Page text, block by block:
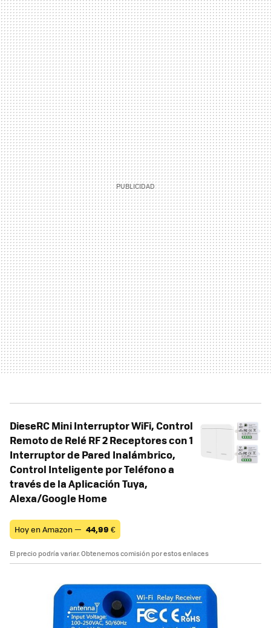
DieseRC Mini Interruptor WiFi, Control
Remoto de Relé RF 2 Receptores con 1
Interruptor de Pared Inalámbrico,
Control Inteligente por Teléfono a
través de la Aplicación Tuya,
Alexa/Google Home
Hoy en Amazon — 44,99 €
El precio podría variar. Obtenemos comisión por estos enlaces